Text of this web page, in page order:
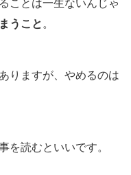
ことは一生ないんじゃ
うこと。
りますが、やめるのは
を読むといいです。